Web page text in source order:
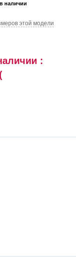
наличии
этой модели
:
(